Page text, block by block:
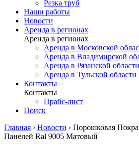
Резка труб
Наши работы
Новости
Аренда в регионах
Аренда в регионах
Аренда в Московской
Аренда в Владимирской
Аренда в Рязанской области
Аренда в Тульской области
Контакты
Контакты
Прайс-лист
Поиск
Главная › Новости › Порошковая
Панелей Ral 9005 Матовый